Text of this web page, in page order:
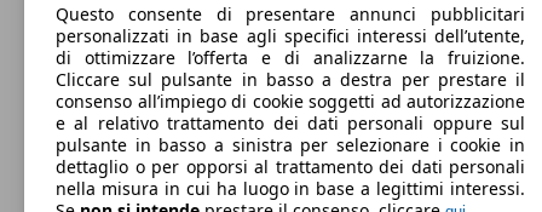
113 g/km
Emissioni di CO2 (combinato)*
Questo consente di presentare annunci pubblicitari
personalizzati in base agli specifici interessi dell’utente,
di ottimizzare l’offerta e di analizzarne la fruizione.
Cliccare sul pulsante in basso a destra per prestare il
consenso all’impiego di cookie soggetti ad autorizzazione
e al relativo trattamento dei dati personali oppure sul
pulsante in basso a sinistra per selezionare i cookie in
dettaglio o per opporsi al trattamento dei dati personali
nella misura in cui ha luogo in base a legittimi interessi.